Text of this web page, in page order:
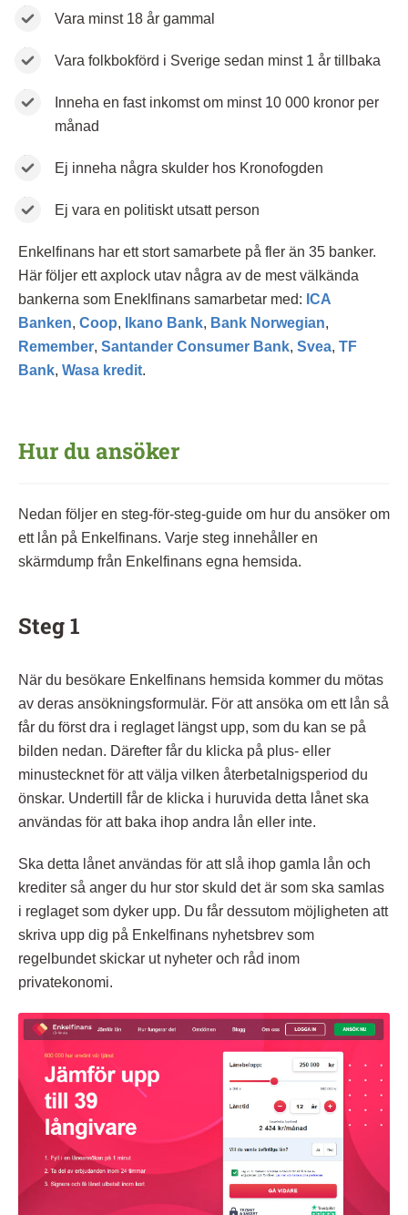
Vara minst 18 år gammal
Vara folkbokförd i Sverige sedan minst 1 år tillbaka
Inneha en fast inkomst om minst 10 000 kronor per
månad
Ej inneha några skulder hos Kronofogden
Ej vara en politiskt utsatt person
Enkelfinans har ett stort samarbete på fler än 35 banker.
Här följer ett axplock utav några av de mest välkända
bankerna som Eneklfinans samarbetar med: ICA
Banken, Coop, Ikano Bank, Bank Norwegian,
Remember, Santander Consumer Bank, Svea, TF
Bank, Wasa kredit.
Hur du ansöker
Nedan följer en steg-för-steg-guide om hur du ansöker om
ett lån på Enkelfinans. Varje steg innehåller en
skärmdump från Enkelfinans egna hemsida.
Steg 1
När du besökare Enkelfinans hemsida kommer du mötas
av deras ansökningsformulär. För att ansöka om ett lån så
får du först dra i reglaget längst upp, som du kan se på
bilden nedan. Därefter får du klicka på plus- eller
minustecknet för att välja vilken återbetalnigsperiod du
önskar. Undertill får de klicka i huruvida detta lånet ska
användas för att baka ihop andra lån eller inte.
Ska detta lånet användas för att slå ihop gamla lån och
krediter så anger du hur stor skuld det är som ska samlas
i reglaget som dyker upp. Du får dessutom möjligheten att
skriva upp dig på Enkelfinans nyhetsbrev som
regelbundet skickar ut nyheter och råd inom
privatekonomi.